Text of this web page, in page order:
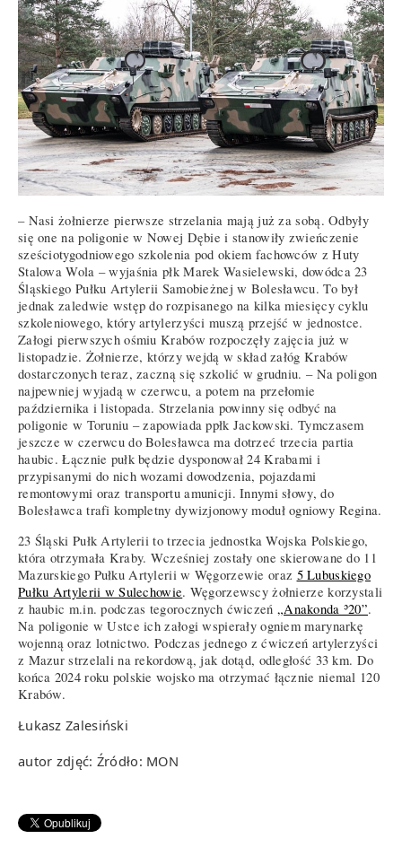
– Nasi żołnierze pierwsze strzelania mają już za sobą. Odbyły
się one na poligonie w Nowej Dębie i stanowiły zwieńczenie
sześciotygodniowego szkolenia pod okiem fachowców z Huty
Stalowa Wola – wyjaśnia płk Marek Wasielewski, dowódca 23
Śląskiego Pułku Artylerii Samobieżnej w Bolesławcu. To był
jednak zaledwie wstęp do rozpisanego na kilka miesięcy cyklu
szkoleniowego, który artylerzyści muszą przejść w jednostce.
Załogi pierwszych ośmiu Krabów rozpoczęły zajęcia już w
listopadzie. Żołnierze, którzy wejdą w skład załóg Krabów
dostarczonych teraz, zaczną się szkolić w grudniu. – Na poligon
najpewniej wyjadą w czerwcu, a potem na przełomie
października i listopada. Strzelania powinny się odbyć na
poligonie w Toruniu – zapowiada ppłk Jackowski. Tymczasem
jeszcze w czerwcu do Bolesławca ma dotrzeć trzecia partia
haubic. Łącznie pułk będzie dysponował 24 Krabami i
przypisanymi do nich wozami dowodzenia, pojazdami
remontowymi oraz transportu amunicji. Innymi słowy, do
Bolesławca trafi kompletny dywizjonowy moduł ogniowy Regina.
23 Śląski Pułk Artylerii to trzecia jednostka Wojska Polskiego,
która otrzymała Kraby. Wcześniej zostały one skierowane do 11
Mazurskiego Pułku Artylerii w Węgorzewie oraz 5 Lubuskiego
Pułku Artylerii w Sulechowie. Węgorzewscy żołnierze korzystali
z haubic m.in. podczas tegorocznych ćwiczeń „Anakonda ʾ20”.
Na poligonie w Ustce ich załogi wspierały ogniem marynarkę
wojenną oraz lotnictwo. Podczas jednego z ćwiczeń artylerzyści
z Mazur strzelali na rekordową, jak dotąd, odległość 33 km. Do
końca 2024 roku polskie wojsko ma otrzymać łącznie niemal 120
Krabów.
Łukasz Zalesiński
autor zdjęć: Źródło: MON